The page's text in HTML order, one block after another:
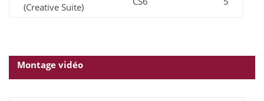
(Creative Suite)
Montage vidéo